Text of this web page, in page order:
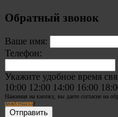
Обратный звонок
Ваше имя:
Телефон:
Укажите удобное время
10:00 12:00 14:00 16:00
Нажимая на кнопку, вы даете согласие на
соглашение)